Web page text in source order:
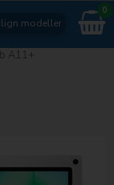
modeller
0
A11+